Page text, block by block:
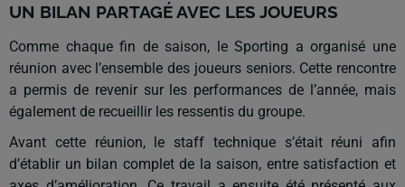
UN BILAN PARTAGÉ AVEC LES JOUEURS
Comme chaque fin de saison, le Sporting a organisé une
réunion avec l’ensemble des joueurs seniors. Cette rencontre
a permis de revenir sur les performances de l’année, mais
également de recueillir les ressentis du groupe.
Avant cette réunion, le staff technique s’était réuni afin
d’établir un bilan complet de la saison, entre satisfaction et